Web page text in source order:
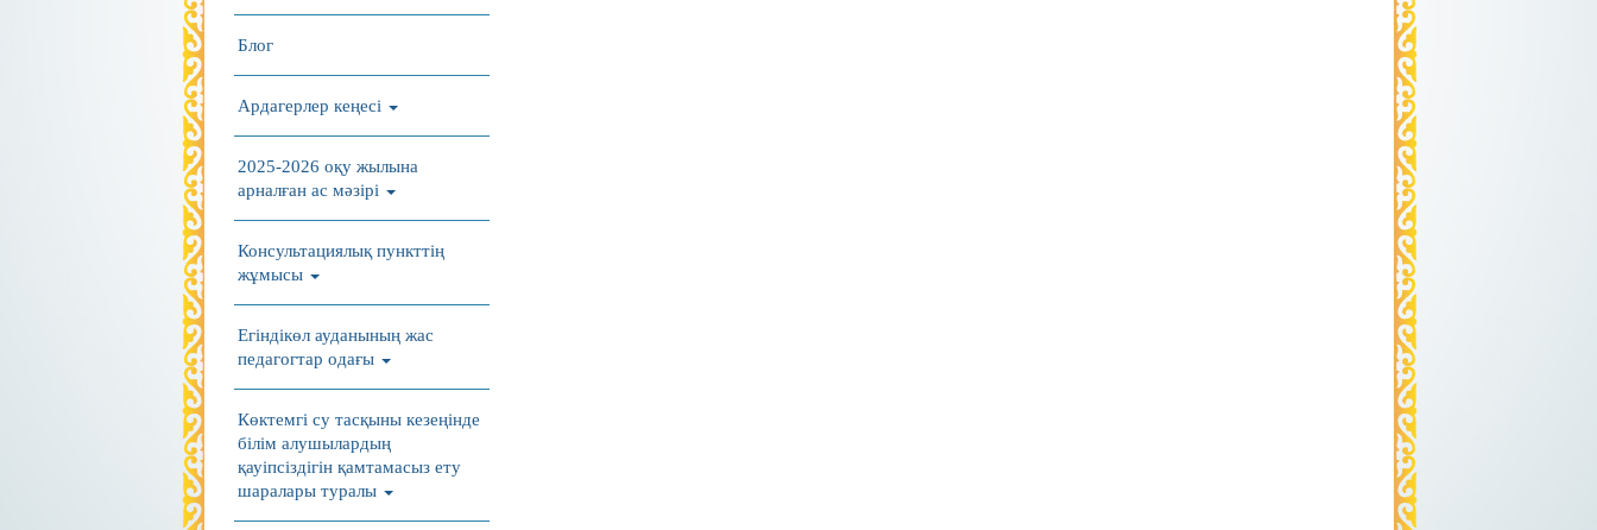
Блог
Ардагерлер кеңесі
2025-2026 оқу жылына
арналған ас мәзірі
Консультациялық пункттің
жұмысы
Егіндікөл ауданының жас
педагогтар одағы
Көктемгі су тасқыны кезеңінде
білім алушылардың
қауіпсіздігін қамтамасыз ету
шаралары туралы